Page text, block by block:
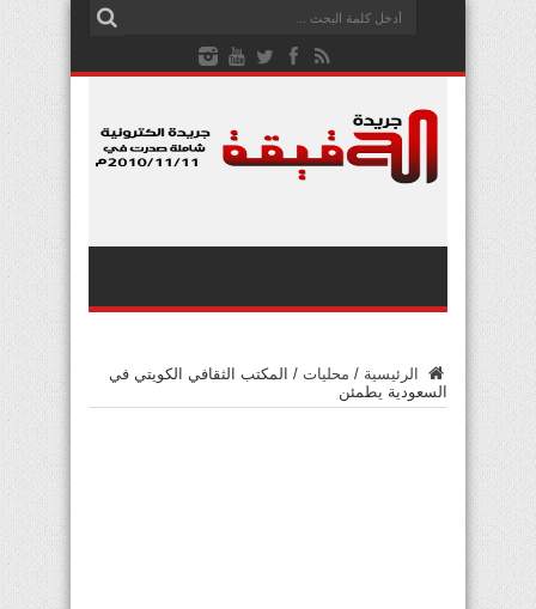
الرئيسية / محليات / المكتب الثقافي الكويتي في
السعودية يطمئن